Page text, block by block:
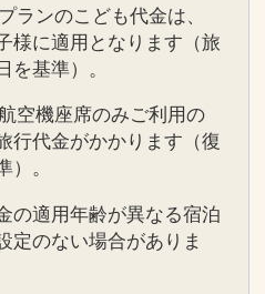
ランのこども代金は、
様に適用となります（旅
を基準）。
空機座席のみご利用の
行代金がかかります（復
）。
の適用年齢が異なる宿泊
定のない場合がありま